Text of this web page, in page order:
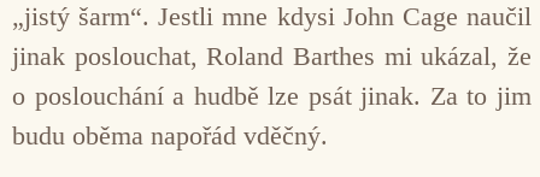
„jistý šarm“. Jestli mne kdysi John Cage naučil
jinak poslouchat, Roland Barthes mi ukázal, že
o poslouchání a hudbě lze psát jinak. Za to jim
budu oběma napořád vděčný.